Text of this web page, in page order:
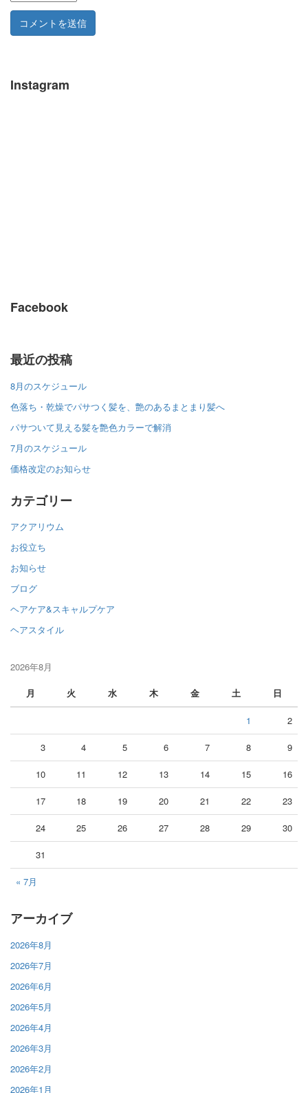
Instagram
Facebook
最近の投稿
8月のスケジュール
色落ち・乾燥でパサつく髪を、艶のあるまとまり髪へ
パサついて見える髪を艶色カラーで解消
7月のスケジュール
価格改定のお知らせ
カテゴリー
アクアリウム
お役立ち
お知らせ
ブログ
ヘアケア&スキャルプケア
ヘアスタイル
2026年8月
月
火 水 木 金 土 日
« 7月
1 2
3 4 5 6 7 8 9
10 11 12 13 14 15 16
17 18 19 20 21 22 23
24 25 26 27 28 29 30
31
アーカイブ
2026年8月
2026年7月
2026年6月
2026年5月
2026年4月
2026年3月
2026年2月
2026年1月